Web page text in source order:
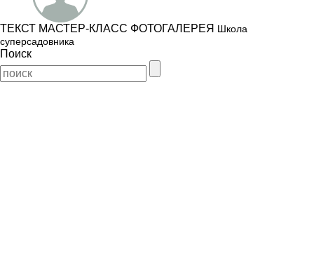
ТЕКСТ МАСТЕР-КЛАСС ФОТОГАЛЕРЕЯ Школа
суперсадовника
Поиск